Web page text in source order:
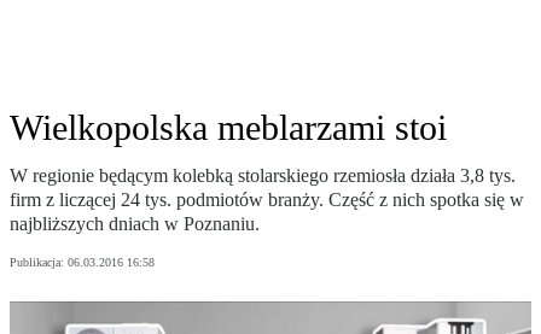
Wielkopolska meblarzami stoi
W regionie będącym kolebką stolarskiego rzemiosła działa 3,8 tys.
firm z liczącej 24 tys. podmiotów branży. Część z nich spotka się w
najbliższych dniach w Poznaniu.
Publikacja: 06.03.2016 16:58